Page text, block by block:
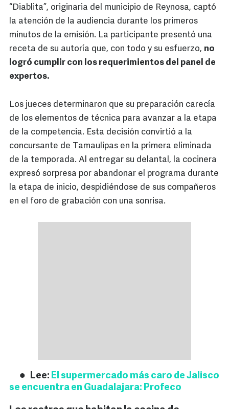
“Diablita”, originaria del municipio de Reynosa, captó
la atención de la audiencia durante los primeros
minutos de la emisión. La participante presentó una
receta de su autoría que, con todo y su esfuerzo, no
logró cumplir con los requerimientos del panel de
expertos.
Los jueces determinaron que su preparación carecía
de los elementos de técnica para avanzar a la etapa
de la competencia. Esta decisión convirtió a la
concursante de Tamaulipas en la primera eliminada
de la temporada. Al entregar su delantal, la cocinera
expresó sorpresa por abandonar el programa durante
la etapa de inicio, despidiéndose de sus compañeros
en el foro de grabación con una sonrisa.
Lee: El supermercado más caro de Jalisco
se encuentra en Guadalajara: Profeco